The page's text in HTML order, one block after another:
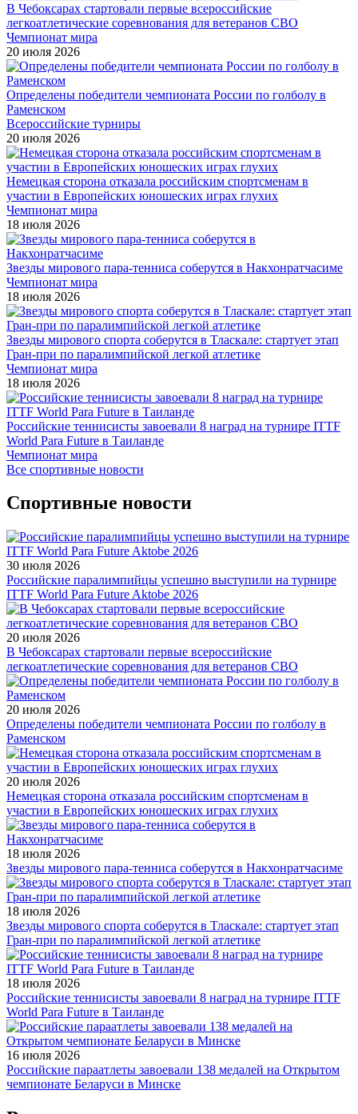
В Чебоксарах стартовали первые всероссийские
легкоатлетические соревнования для ветеранов СВО
Чемпионат мира
20 июля 2026
Определены победители чемпионата России по голболу в
Раменском
Всероссийские турниры
20 июля 2026
Немецкая сторона отказала российским спортсменам в
участии в Европейских юношеских играх глухих
Чемпионат мира
18 июля 2026
Звезды мирового пара-тенниса соберутся в Накхонратчасиме
Чемпионат мира
18 июля 2026
Звезды мирового спорта соберутся в Тласкале: стартует этап
Гран-при по паралимпийской легкой атлетике
Чемпионат мира
18 июля 2026
Российские теннисисты завоевали 8 наград на турнире ITTF
World Para Future в Таиланде
Чемпионат мира
Все спортивные новости
Спортивные новости
30 июля 2026
Российские паралимпийцы успешно выступили на турнире
ITTF World Para Future Aktobe 2026
20 июля 2026
В Чебоксарах стартовали первые всероссийские
легкоатлетические соревнования для ветеранов СВО
20 июля 2026
Определены победители чемпионата России по голболу в
Раменском
20 июля 2026
Немецкая сторона отказала российским спортсменам в
участии в Европейских юношеских играх глухих
18 июля 2026
Звезды мирового пара-тенниса соберутся в Накхонратчасиме
18 июля 2026
Звезды мирового спорта соберутся в Тласкале: стартует этап
Гран-при по паралимпийской легкой атлетике
18 июля 2026
Российские теннисисты завоевали 8 наград на турнире ITTF
World Para Future в Таиланде
16 июля 2026
Российские параатлеты завоевали 138 медалей на Открытом
чемпионате Беларуси в Минске